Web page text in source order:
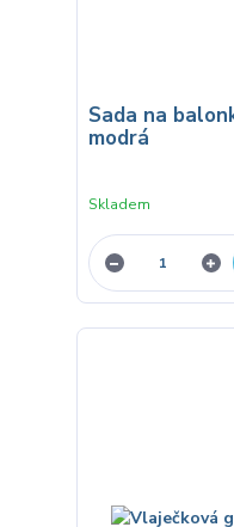
Sada na
modrá
Skladem